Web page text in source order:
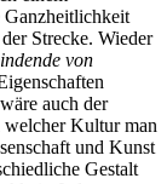
Strecke. Wieder
von
auch der
Kultur man
und Kunst
Gestalt